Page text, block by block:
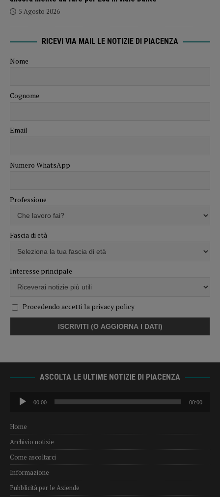
5 Agosto 2026
RICEVI VIA MAIL LE NOTIZIE DI PIACENZA
Nome
Cognome
Email
Numero WhatsApp
Professione
Fascia di età
Interesse principale
Procedendo accetti la privacy policy
ASCOLTA LE ULTIME NOTIZIE DI PIACENZA
Audio
Player
00:00 00:00
Home
Archivio notizie
Come ascoltarci
Informazione
Pubblicità per le Aziende